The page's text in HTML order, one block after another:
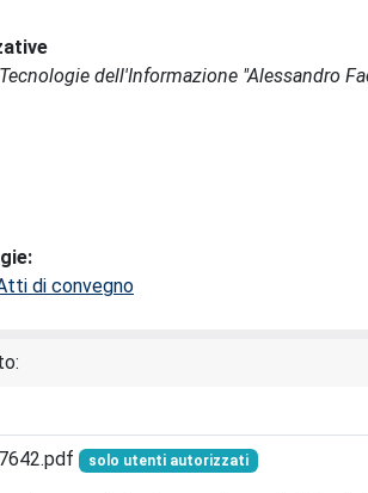
dell'Informazione "Alessandro
di convegno
solo utenti autorizzati